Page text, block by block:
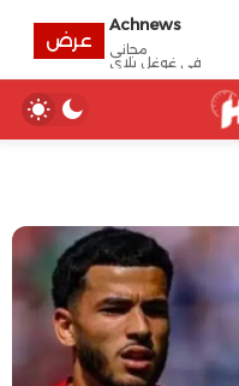
Achnews
مجانى
في غوغل بلاي
عرض